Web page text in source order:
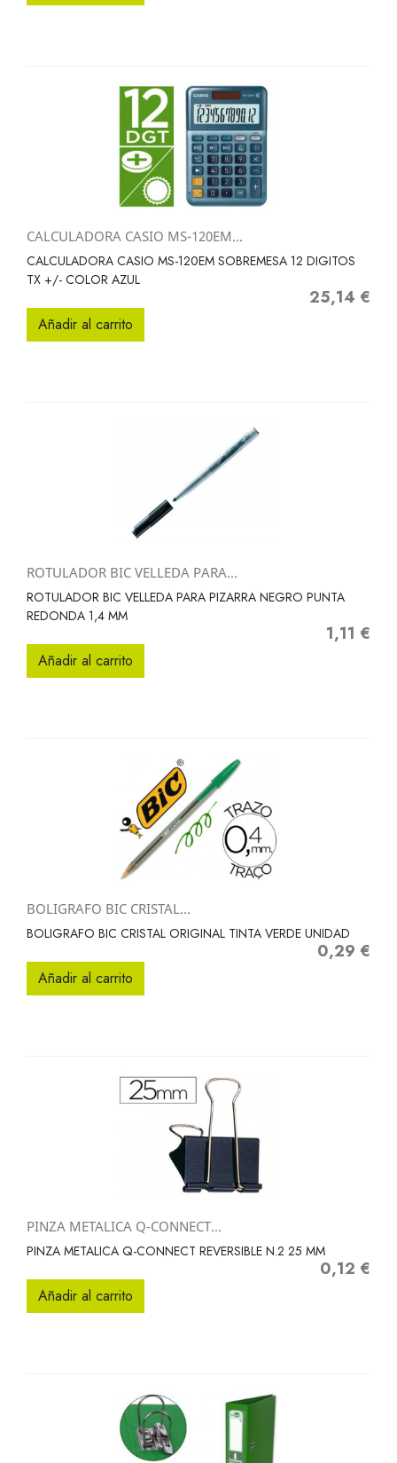
CALCULADORA CASIO MS-120EM...
CALCULADORA CASIO MS-120EM SOBREMESA 12 DIGITOS
TX +/- COLOR AZUL
Precio
25,14 €
Añadir al carrito
ROTULADOR BIC VELLEDA PARA...
ROTULADOR BIC VELLEDA PARA PIZARRA NEGRO PUNTA
REDONDA 1,4 MM
Precio
1,11 €
Añadir al carrito
BOLIGRAFO BIC CRISTAL...
BOLIGRAFO BIC CRISTAL ORIGINAL TINTA VERDE UNIDAD
Precio
0,29 €
Añadir al carrito
PINZA METALICA Q-CONNECT...
PINZA METALICA Q-CONNECT REVERSIBLE N.2 25 MM
Precio
0,12 €
Añadir al carrito